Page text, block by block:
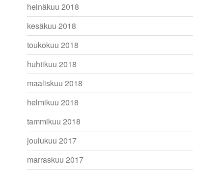
heinäkuu 2018
kesäkuu 2018
toukokuu 2018
huhtikuu 2018
maaliskuu 2018
helmikuu 2018
tammikuu 2018
joulukuu 2017
marraskuu 2017